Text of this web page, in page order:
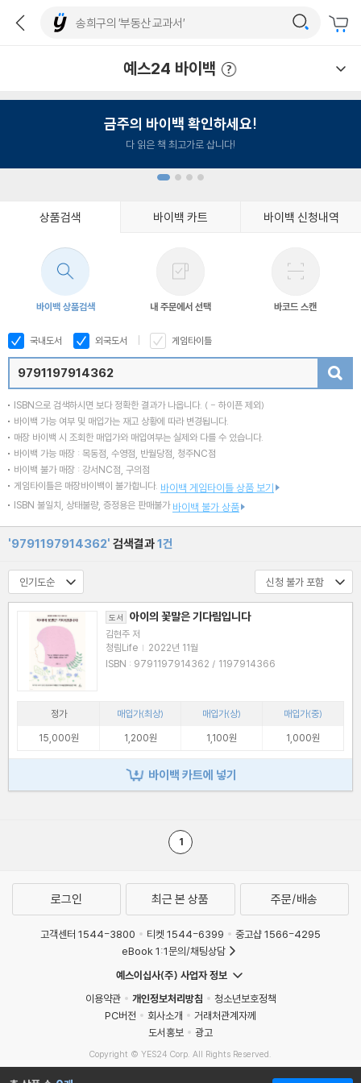
예스24 바이백
금주의 바이백 확인하세요!
다 읽은 책 최고가로 삽니다!
상품검색 바이백 카트 바이백 신청내역
바이백 상품검색 내 주문에서 선택 바코드 스캔
국내도서 외국도서 게임타이틀
ISBN으로 검색하시면 보다 정확한 결과가 나옵니다. ( - 하이픈 제외)
바이백 가능 여부 및 매입가는 재고 상황에 따라 변경됩니다.
매장 바이백 시 조회한 매입가와 매입여부는 실제와 다를 수 있습니다.
바이백 가능 매장 : 목동점, 수영점, 반월당점, 청주NC점
바이백 불가 매장 : 강서NC점, 구의점
게임타이틀은 매장바이백이 불가합니다. 바이백 게임타이틀 상품 보기
ISBN 불일치, 상태불량, 증정용은 판매불가 바이백 불가 상품
'9791197914362' 검색결과1건
도서 아이의 꽃말은 기다림입니다
김현주 저
청림Life | 2022년 11월
ISBN : 9791197914362 / 1197914366
정가 매입가(최상) 매입가(상)
매입가(중)
15,000원
1,200원 1,100원 1,000원
바이백 카트에 넣기
1
로그인 최근 본 상품 주문/배송
고객센터 1544-3800 티켓 1544-6399
중고샵 1566-4295
eBook 1:1문의/채팅상담
예스이십사(주) 사업자 정보
이용약관
개인정보처리방침
청소년보호정책
PC버전
회사소개
거래처관계자께
도서홍보
광고
Copyright © YES24 Corp. All Rights Reserved.
MATOM10